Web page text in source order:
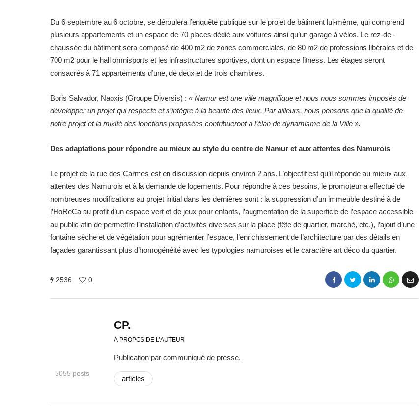
Du 6 septembre au 6 octobre, se déroulera l’enquête publique sur le projet de bâtiment lui-même, qui comprend
plusieurs appartements et un espace de 70 places dédié aux voitures ainsi qu’un garage à vélos. Le rez-de -
chaussée du bâtiment sera composé de 400 m2 de zones commerciales, de 80 m2 de professions libérales et de
700 m2 pour le hall omnisports et les infrastructures sportives, dont un espace fitness. Les étages seront
consacrés à 71 appartements d’une, de deux et de trois chambres.
Boris Salvador, Naoxis (Groupe Diversis) : « Namur est une ville magnifique et nous nous sommes imposés de
développer un projet qui respecte et s’intègre à la beauté des lieux. Par ailleurs, nous pensons que la qualité de
notre projet et la mixité des fonctions proposées contribueront à l’élan de dynamisme de la Ville ».
Des adaptations pour répondre au mieux au style du centre de Namur et aux attentes des Namurois
Le projet de la rue des Carmes est en discussion depuis environ 2 ans. L’objectif est qu’il réponde au mieux aux
attentes des Namurois et à la demande de logements. Pour répondre à ces besoins, le promoteur a effectué de
nombreuses modifications au projet initial dans les dernières sont : la suppression d’un immeuble destiné à de
l’HoReCa au profit d’un espace vert et de jeux pour enfants, l’augmentation de la superficie de l’espace accessible
au public afin de permettre l’installation d’activités diverses sur la place (fête de quartier, marché, etc.), l’ajout d’une
fontaine sèche et de végétation pour agrémenter l’espace, l’enrichissement de l’architecture par des détails en
façades garantissant plus d’homogénéité avec les typologies namuroises et le caractère art déco du quartier.
2536 0
5055 posts
CP.
À PROPOS DE L’AUTEUR
Publication par communiqué de presse.
articles